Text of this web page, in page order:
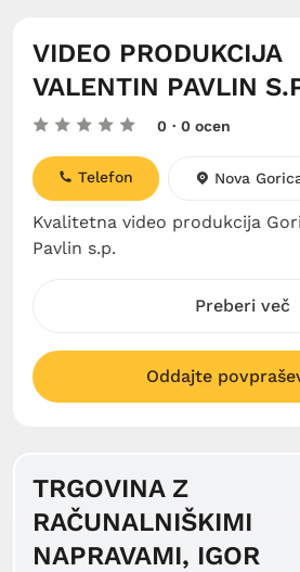
VIDEO PRODUKCIJA
VALENTIN PAVLIN
0 · 0 ocen
Kvalitetna video produkcija
Pavlin s.p.
Telefon Nova
Preberi več
Oddajte
TRGOVINA Z
RAČUNALNIŠKIMI
NAPRAVAMI, IGOR